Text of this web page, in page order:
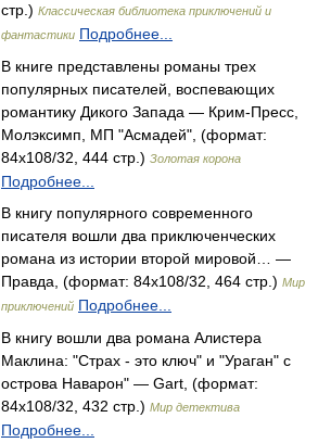
стр.) Классическая библиотека приключений и
фантастики Подробнее...
В книге представлены романы трех
популярных писателей, воспевающих
романтику Дикого Запада — Крим-Пресс,
Молэксимп, МП "Асмадей", (формат:
84x108/32, 444 стр.) Золотая корона
Подробнее...
В книгу популярного современного
писателя вошли два приключенческих
романа из истории второй мировой… —
Правда, (формат: 84x108/32, 464 стр.) Мир
приключений Подробнее...
В книгу вошли два романа Алистера
Маклина: "Страх - это ключ" и "Ураган" с
острова Наварон" — Gart, (формат:
84x108/32, 432 стр.) Мир детектива
Подробнее...